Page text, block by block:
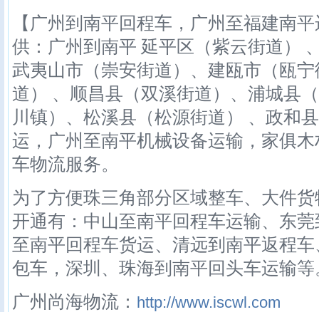
【广州到南平回程车，广州至福建南
供：广州到南平 延平区（紫云街道）
武夷山市（崇安街道）、建瓯市（瓯
道） 、顺昌县（双溪街道）、浦城县
川镇）、松溪县（松源街道） 、政和
运，广州至南平机械设备运输，家俱
车物流服务。
为了方便珠三角部分区域整车、大件
开通有：中山至南平回程车运输、东
至南平回程车货运、清远到南平返程
包车，深圳、珠海到南平回头车运输等
广州尚海物流： http://www.iscwl.com